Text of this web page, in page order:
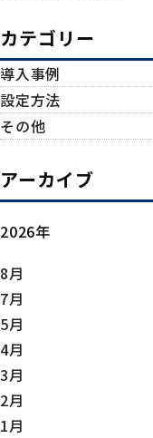
カテゴリー
導入事例
設定方法
その他
アーカイブ
2026年
8月
7月
5月
4月
3月
2月
1月